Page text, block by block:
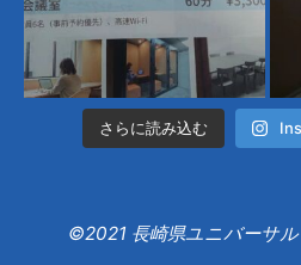
さらに読み込む
©2021 長崎県ユニバーサ